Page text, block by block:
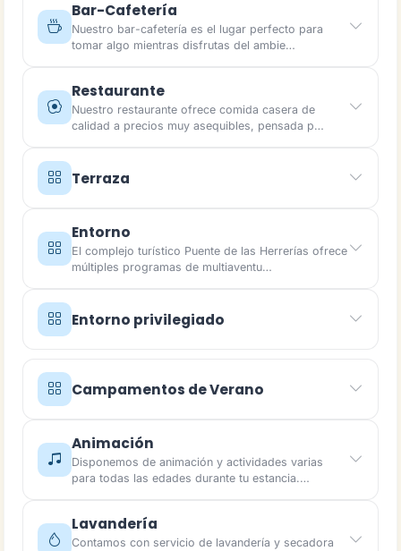
Bar-Cafetería
Nuestro bar-cafetería es el lugar perfecto para
tomar algo mientras disfrutas del ambie…
Restaurante
Nuestro restaurante ofrece comida casera de
calidad a precios muy asequibles, pensada p…
Terraza
Entorno
El complejo turístico Puente de las Herrerías ofrece
múltiples programas de multiaventu…
Entorno privilegiado
Campamentos de Verano
Animación
Disponemos de animación y actividades varias
para todas las edades durante tu estancia.…
Lavandería
Contamos con servicio de lavandería y secadora